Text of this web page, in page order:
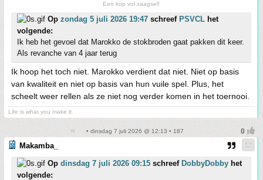
Een kop vol zaagsel!
Op zondag 5 juli 2026 19:47 schreef PSVCL het
volgende:
Ik heb het gevoel dat Marokko de stokbroden gaat pakken dit keer.
Als revanche van 4 jaar terug
Ik hoop het toch niet. Marokko verdient dat niet. Niet op basis
van kwaliteit en niet op basis van hun vuile spel. Plus, het
scheelt weer rellen als ze niet nog verder komen in het toernooi.
Life is what you make it.
• dinsdag 7 juli 2026 @ 12:13 • 187
Makamba_
Op dinsdag 7 juli 2026 09:15 schreef DobbyDobby het
volgende: